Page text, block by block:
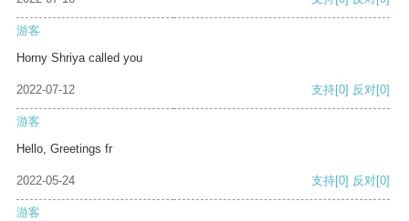
游客
Horny Shriya called you
2022-07-12 支持[0] 反对[0]
游客
Hello, Greetings fr
2022-05-24 支持[0] 反对[0]
游客